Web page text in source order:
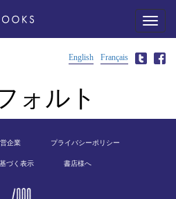
メ
ュ
English Français
ォルト
企業 プライバシーポリシー
づく表示 書店様へ